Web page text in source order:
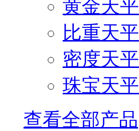
黄金天平
比重天平
密度天平
珠宝天平
查看全部产品